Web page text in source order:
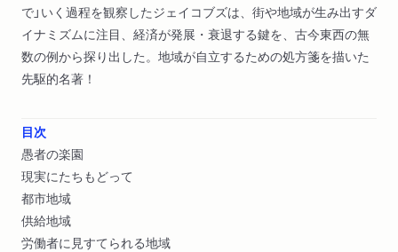
で」いく過程を観察したジェイコブズは、街や地域が生み出すダ
イナミズムに注目、経済が発展・衰退する鍵を、古今東西の無
数の例から探り出した。地域が自立するための処方箋を描いた
先駆的名著！
目次
愚者の楽園
現実にたちもどって
都市地域
供給地域
労働者に見すてられる地域